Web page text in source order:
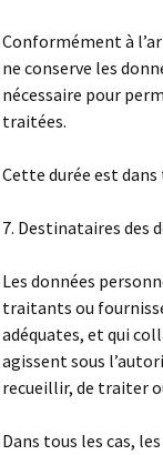
Conformément à
ne conserve les
nécessaire pour
traitées.
Cette durée est dans
7. Destinataires des
Les données
traitants ou
adéquates, et qui
agissent sous
recueillir, de traiter
Dans tous les cas,